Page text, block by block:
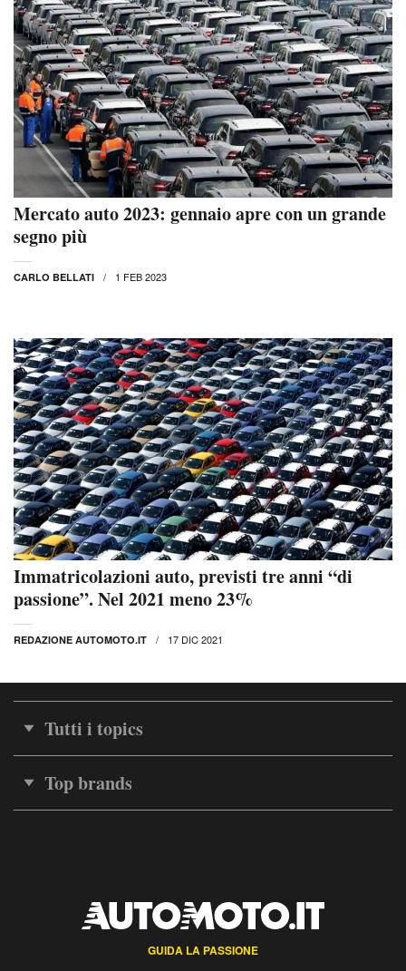
Mercato auto 2023: gennaio apre con un grande
segno più
CARLO BELLATI 1 FEB 2023
Immatricolazioni auto, previsti tre anni “di
passione”. Nel 2021 meno 23%
REDAZIONE AUTOMOTO.IT 17 DIC 2021
Tutti i topics
Top brands
GUIDA LA PASSIONE